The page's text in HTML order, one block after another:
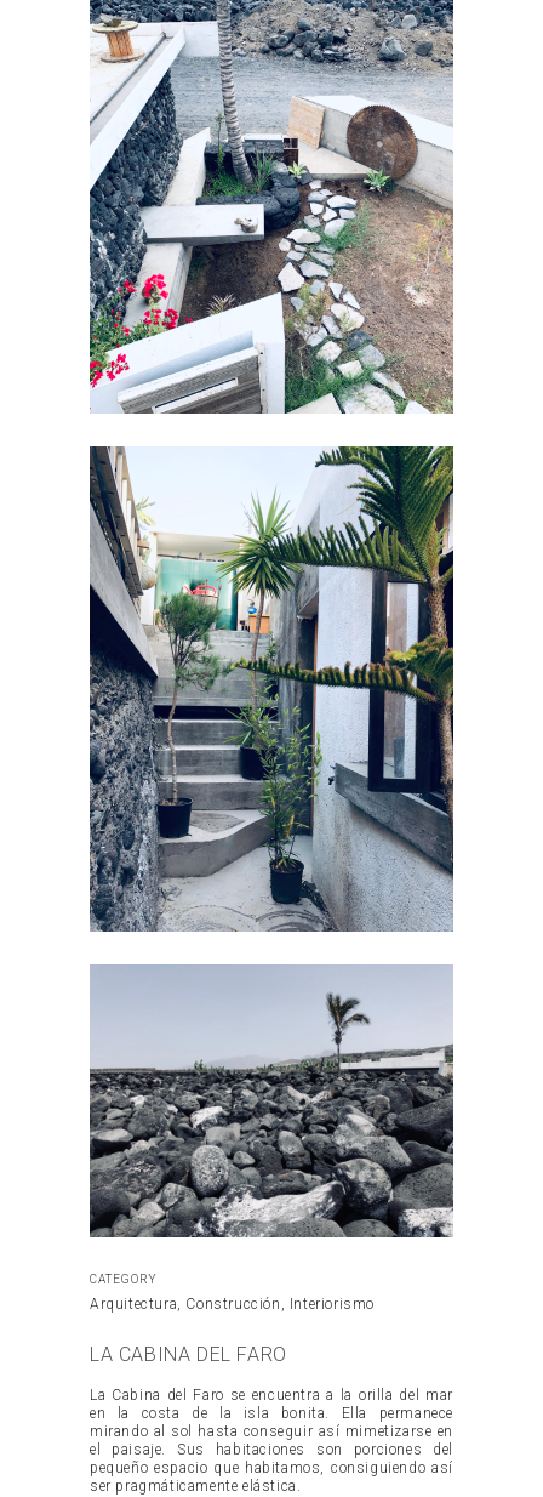
CATEGORY
Arquitectura, Construcción, Interiorismo
LA CABINA DEL FARO
La Cabina del Faro se encuentra a la orilla del mar
en la costa de la isla bonita. Ella permanece
mirando al sol hasta conseguir así mimetizarse en
el paisaje. Sus habitaciones son porciones del
pequeño espacio que habitamos, consiguiendo así
ser pragmáticamente elástica.